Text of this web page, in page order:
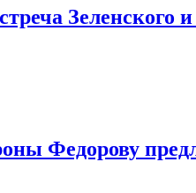
Зеленского
Федорову